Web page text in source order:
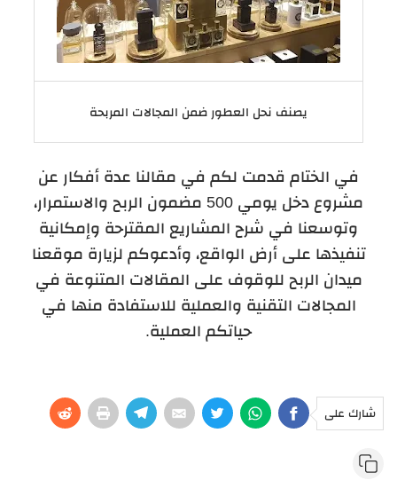
يصنف نحل العطور ضمن المجالات المربحة
في الختام قدمت لكم في مقالنا عدة أفكار عن
مشروع دخل يومي 500 مضمون الربح والاستمرار،
وتوسعنا في شرح المشاريع المقترحة وإمكانية
تنفيذها على أرض الواقع، وأدعوكم لزيارة موقعنا
ميدان الربح للوقوف على المقالات المتنوعة في
المجالات التقنية والعملية للاستفادة منها في
حياتكم العملية.
شارك على